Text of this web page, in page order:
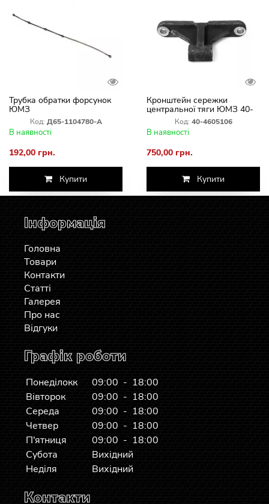
Трубка обратки форсунок
ЮМЗ
Код: Д65-1104780-А
В наявності
192,00 грн.
Купити
Кронштейн сережки
центральної тяги ЮМЗ 40-
4605106Код: 40-4605106
В наявності
750,00 грн.
Купити
Інформація
Головна
Товари
Контакти
Статті
Галерея
Про нас
Відгуки
Графік роботи
Понеділокк
09:00 - 18:00
Вівторок
09:00 - 18:00
Середа
09:00 - 18:00
Четвер
09:00 - 18:00
П'ятниця
09:00 - 18:00
Субота
Вихідний
Неділя
Вихідний
Контакти